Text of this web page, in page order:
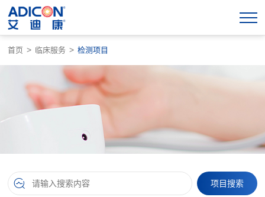
首页 > 临床服务 > 检测项目